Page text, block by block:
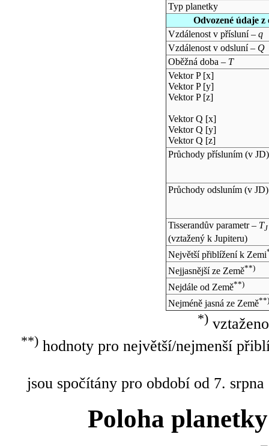
Typ planetky
Odvozené údaje
Vzdálenost v přísluní – q
Vzdálenost v odsluní – Q
Oběžná doba – T
Vektor P [x]
Vektor P [y]
Vektor P [z]
Vektor Q [x]
Vektor Q [y]
Vektor Q [z]
Průchody přísluním (v JD)
Průchody odsluním (v JD)
Tisserandův parametr – TJ
(vztažený k Jupiteru)
Největší přiblížení k Zemi
Nejjasnější ze Země**)
Nejdále od Země**)
Nejméně jasná ze Země**)
*)
**)hodnoty pro největší/nejmenší
jsou spočítány pro období od 7.
Poloha